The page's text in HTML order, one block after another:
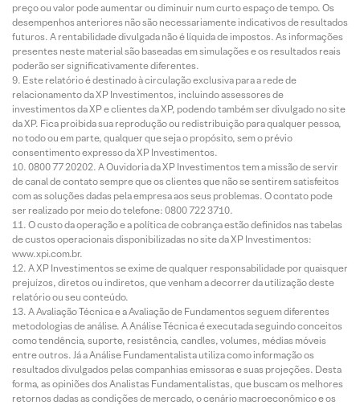
preço ou valor pode aumentar ou diminuir num curto espaço de tempo. Os
desempenhos anteriores não são necessariamente indicativos de resultados
futuros. A rentabilidade divulgada não é líquida de impostos. As informações
presentes neste material são baseadas em simulações e os resultados reais
poderão ser significativamente diferentes.
Este relatório é destinado à circulação exclusiva para a rede de
relacionamento da XP Investimentos, incluindo assessores de
investimentos da XP e clientes da XP, podendo também ser divulgado no site
da XP. Fica proibida sua reprodução ou redistribuição para qualquer pessoa,
no todo ou em parte, qualquer que seja o propósito, sem o prévio
consentimento expresso da XP Investimentos.
0800 77 20202. A Ouvidoria da XP Investimentos tem a missão de servir
de canal de contato sempre que os clientes que não se sentirem satisfeitos
com as soluções dadas pela empresa aos seus problemas. O contato pode
ser realizado por meio do telefone: 0800 722 3710.
O custo da operação e a política de cobrança estão definidos nas tabelas
de custos operacionais disponibilizadas no site da XP Investimentos:
www.xpi.com.br.
A XP Investimentos se exime de qualquer responsabilidade por quaisquer
prejuízos, diretos ou indiretos, que venham a decorrer da utilização deste
relatório ou seu conteúdo.
A Avaliação Técnica e a Avaliação de Fundamentos seguem diferentes
metodologias de análise. A Análise Técnica é executada seguindo conceitos
como tendência, suporte, resistência, candles, volumes, médias móveis
entre outros. Já a Análise Fundamentalista utiliza como informação os
resultados divulgados pelas companhias emissoras e suas projeções. Desta
forma, as opiniões dos Analistas Fundamentalistas, que buscam os melhores
retornos dadas as condições de mercado, o cenário macroeconômico e os